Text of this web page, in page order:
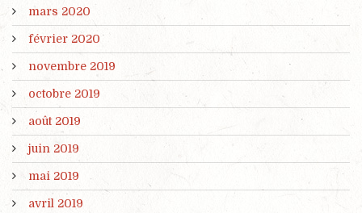
mars 2020
février 2020
novembre 2019
octobre 2019
août 2019
juin 2019
mai 2019
avril 2019